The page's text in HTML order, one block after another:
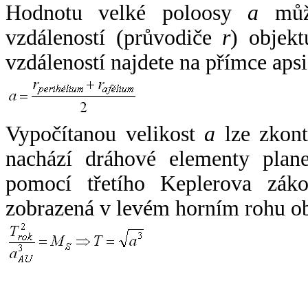
Hodnotu velké poloosy a
vzdáleností (průvodiče r)
vzdáleností najdete na přímce
Vypočítanou velikost a lze
nachází dráhové elementy
pomocí třetího Keplerova
zobrazená v levém horním rohu